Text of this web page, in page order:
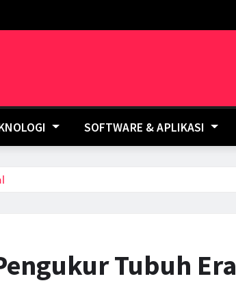
SOFTWARE & APLIKASI
Tubuh Era